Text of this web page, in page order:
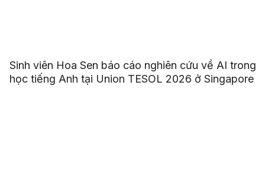
Sinh viên Hoa Sen báo cáo nghiên cứu về AI trong
học tiếng Anh tại Union TESOL 2026 ở Singapore